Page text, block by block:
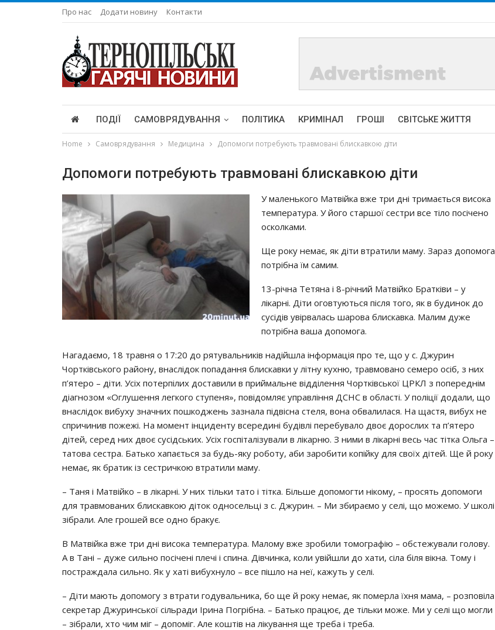
Про нас Додати новину Контакти
ПОДІЇ САМОВРЯДУВАННЯ ПОЛІТИКА КРИМІНАЛ ГРОШІ СВІТСЬКЕ ЖИТТЯ
Home Самоврядування Медицина Допомоги потребують травмовані блискавкою діти
Допомоги потребують травмовані блискавкою діти
У маленького Матвійка вже три дні тримається висока
температура. У його старшої сестри все тіло посічено
осколками.
Ще року немає, як діти втратили маму. Зараз допомога
потрібна їм самим.
13-річна Тетяна і 8-річний Матвійко Братківи – у
лікарні. Діти оговтуються після того, як в будинок до
сусідів увірвалась шарова блискавка. Малим дуже
потрібна ваша допомога.
Нагадаємо, 18 травня о 17:20 до рятувальників надійшла інформація про те, що у с. Джурин
Чортківського району, внаслідок попадання блискавки у літну кухню, травмовано семеро осіб, з них
п’ятеро – діти. Усіх потерпілих доставили в приймальне відділення Чортківської ЦРКЛ з попереднім
діагнозом «Оглушення легкого ступеня», повідомляє управління ДСНС в області. У поліції додали, що
внаслідок вибуху значних пошкоджень зазнала підвісна стеля, вона обвалилася. На щастя, вибух не
спричинив пожежі. На момент інциденту всередині будівлі перебувало двоє дорослих та п’ятеро
дітей, серед них двоє сусідських. Усіх госпіталізували в лікарню. З ними в лікарні весь час тітка Ольга –
татова сестра. Батько хапається за будь-яку роботу, аби заробити копійку для своїх дітей. Ще й року
немає, як братик із сестричкою втратили маму.
– Таня і Матвійко – в лікарні. У них тільки тато і тітка. Більше допомогти нікому, – просять допомоги
для травмованих блискавкою діток односельці з с. Джурин. – Ми збираємо у селі, що можемо. У школі
зібрали. Але грошей все одно бракує.
В Матвійка вже три дні висока температура. Малому вже зробили томографію – обстежували голову.
А в Тані – дуже сильно посічені плечі і спина. Дівчинка, коли увійшли до хати, сіла біля вікна. Тому і
постраждала сильно. Як у хаті вибухнуло – все пішло на неї, кажуть у селі.
– Діти мають допомогу з втрати годувальника, бо ще й року немає, як померла їхня мама, – розповіла
секретар Джуринської сільради Ірина Погрібна. – Батько працює, де тільки може. Ми у селі що могли
– зібрали, хто чим міг – допоміг. Але коштів на лікування ще треба і треба.